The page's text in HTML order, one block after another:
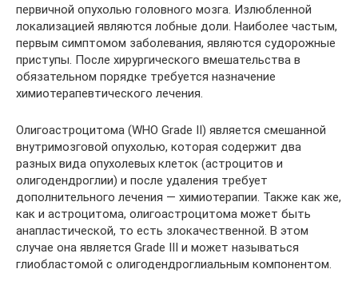
первичной опухолью головного мозга. Излюбленной
локализацией являются лобные доли. Наиболее частым,
первым симптомом заболевания, являются судорожные
приступы. После хирургического вмешательства в
обязательном порядке требуется назначение
химиотерапевтического лечения.
Олигоастроцитома (WHO Grade II) является смешанной
внутримозговой опухолью, которая содержит два
разных вида опухолевых клеток (астроцитов и
олигодендроглии) и после удаления требует
дополнительного лечения — химиотерапии. Также как же,
как и астроцитома, олигоастроцитома может быть
анапластической, то есть злокачественной. В этом
случае она является Grade III и может называться
глиобластомой с олигодендроглиальным компонентом.